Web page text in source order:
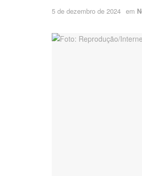
5 de dezembro de 2024 em